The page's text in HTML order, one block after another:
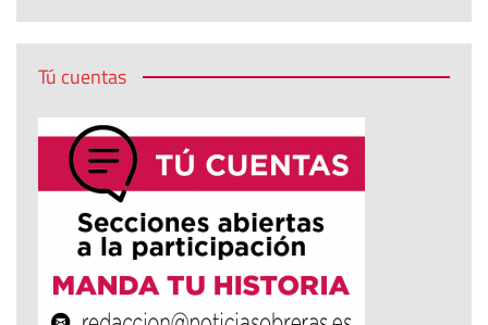
Tú cuentas